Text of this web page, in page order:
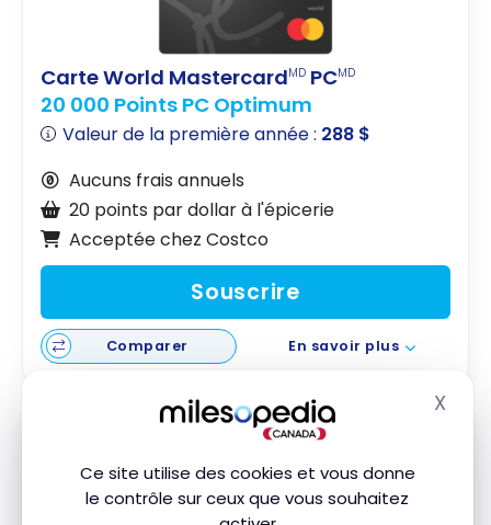
Ce site utilise des cookies et vous donne
le contrôle sur ceux que vous souhaitez
X
Carte World MastercardMD PCMD
20 000 Points PC Optimum
Valeur de la première année : 288 $
Aucuns frais annuels
20 points par dollar à l'épicerie
Acceptée chez Costco
Souscrire
Comparer En savoir plus